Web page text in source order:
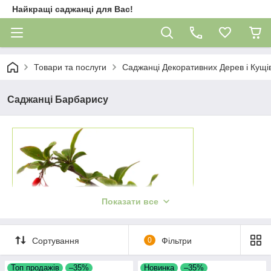
Найкращі саджанці для Вас!
Товари та послуги Саджанці Декоративних Дерев і
Саджанці Барбарису
Показати все
Сортування 0 Фільтри
Топ продажів –35% Новинка –35%